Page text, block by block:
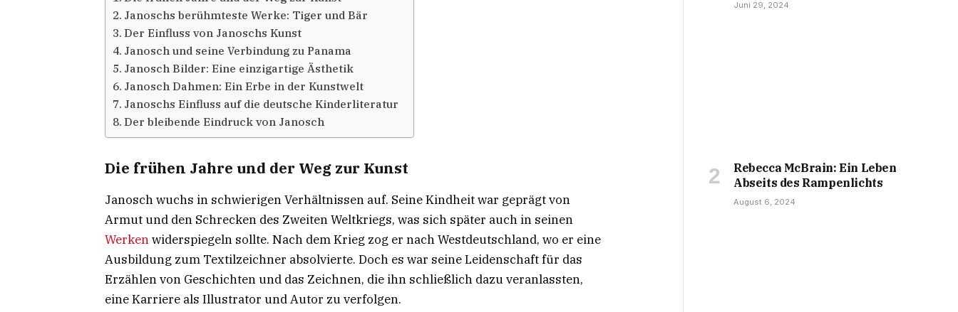
Janoschs berühmteste Werke: Tiger und Bär
Der Einfluss von Janoschs Kunst
Janosch und seine Verbindung zu Panama
Janosch Bilder: Eine einzigartige Ästhetik
Janosch Dahmen: Ein Erbe in der Kunstwelt
Janoschs Einfluss auf die deutsche Kinderliteratur
Der bleibende Eindruck von Janosch
Die frühen Jahre und der Weg zur Kunst
Janosch wuchs in schwierigen Verhältnissen auf. Seine Kindheit war geprägt von
Armut und den Schrecken des Zweiten Weltkriegs, was sich später auch in seinen
Werkenwiderspiegeln sollte. Nach dem Krieg zog er nach Westdeutschland, wo er eine
Ausbildung zum Textilzeichner absolvierte. Doch es war seine Leidenschaft für das
Erzählen von Geschichten und das Zeichnen, die ihn schließlich dazu veranlassten,
eine Karriere als Illustrator und Autor zu verfolgen.
Juni 29, 2024
Rebecca McBrain: Ein Leben
Abseits des Rampenlichts
August 6, 2024